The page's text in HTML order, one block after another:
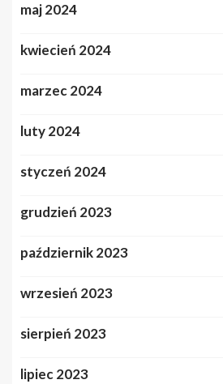
maj 2024
kwiecień 2024
marzec 2024
luty 2024
styczeń 2024
grudzień 2023
październik 2023
wrzesień 2023
sierpień 2023
lipiec 2023